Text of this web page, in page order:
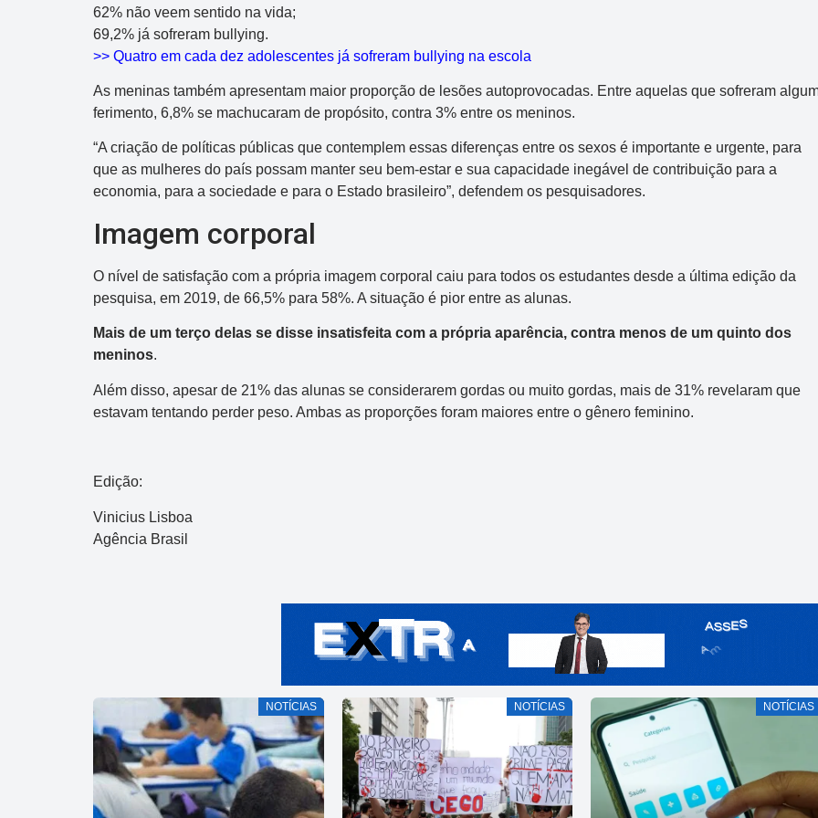
62% não veem sentido na vida;
69,2% já sofreram bullying.
>> Quatro em cada dez adolescentes já sofreram bullying na escola
As meninas também apresentam maior proporção de lesões autoprovocadas. Entre aquelas que sofreram
ferimento, 6,8% se machucaram de propósito, contra 3% entre os meninos.
“A criação de políticas públicas que contemplem essas diferenças entre os sexos é importante e urgente, para
que as mulheres do país possam manter seu bem-estar e sua capacidade inegável de contribuição para a
economia, para a sociedade e para o Estado brasileiro”, defendem os pesquisadores.
Imagem corporal
O nível de satisfação com a própria imagem corporal caiu para todos os estudantes desde a última edição da
pesquisa, em 2019, de 66,5% para 58%. A situação é pior entre as alunas.
Mais de um terço delas se disse insatisfeita com a própria aparência, contra menos de um quinto dos
meninos.
Além disso, apesar de 21% das alunas se considerarem gordas ou muito gordas, mais de 31% revelaram que
estavam tentando perder peso. Ambas as proporções foram maiores entre o gênero feminino.
Edição:
Vinicius Lisboa
Agência Brasil
NOTÍCIAS NOTÍCIAS NOTÍCIAS